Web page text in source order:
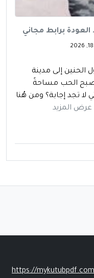
الحنين إلى مدينة
الحب مساحةً
لا تجد إجابة؟ ومن هُنا
عرض المزيد
https://mykutubpdf.com